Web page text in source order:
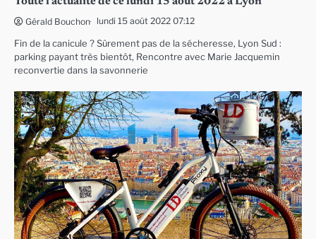
Gérald Bouchon lundi 15 août 2022 07:12
Fin de la canicule ? Sûrement pas de la sécheresse, Lyon Sud :
parking payant très bientôt, Rencontre avec Marie Jacquemin
reconvertie dans la savonnerie